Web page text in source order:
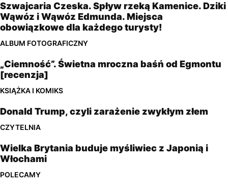
Szwajcaria Czeska. Spływ rzeką Kamenice. Dziki
Wąwóz i Wąwóz Edmunda. Miejsca
obowiązkowe dla każdego turysty!
ALBUM FOTOGRAFICZNY
„Ciemność”. Świetna mroczna baśń od Egmontu
[recenzja]
KSIĄŻKA I KOMIKS
Donald Trump, czyli zarażenie zwykłym złem
CZYTELNIA
Wielka Brytania buduje myśliwiec z Japonią i
Włochami
POLECAMY